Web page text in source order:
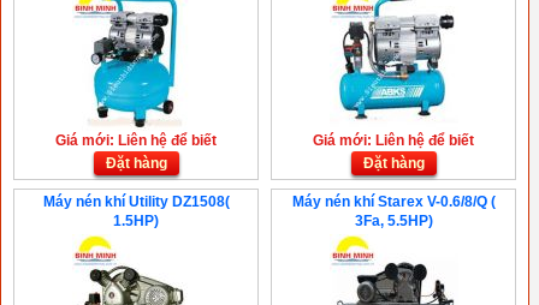
Giá mới: Liên hệ để biết
Đặt hàng
Giá mới: Liên hệ để biết
Đặt hàng
Máy nén khí Utility DZ1508(
1.5HP)
Máy nén khí Starex V-0.6/8/Q (
3Fa, 5.5HP)